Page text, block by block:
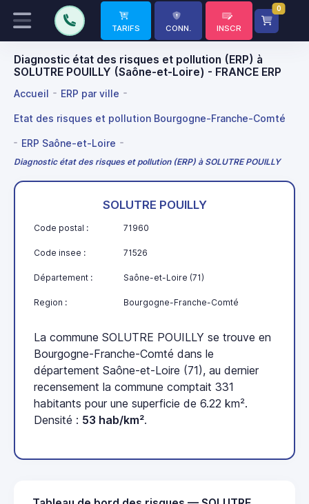
TARIFS CONN. INSCR
0
Diagnostic état des risques et pollution (ERP) à
SOLUTRE POUILLY (Saône-et-Loire) - FRANCE ERP
Accueil ERP par ville
Etat des risques et pollution Bourgogne-Franche-Comté
ERP Saône-et-Loire
Diagnostic état des risques et pollution (ERP) à SOLUTRE POUILLY
SOLUTRE POUILLY
Code postal : 71960
Code insee : 71526
Département : Saône-et-Loire (71)
Region : Bourgogne-Franche-Comté
La commune SOLUTRE POUILLY se trouve en
Bourgogne-Franche-Comté dans le
département Saône-et-Loire (71), au dernier
recensement la commune comptait 331
habitants pour une superficie de 6.22 km².
Densité : 53 hab/km².